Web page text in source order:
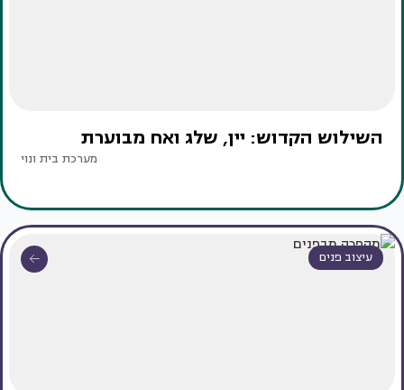
השילוש הקדוש: יין, שלג ואח מבוערת
מערכת בית ונוי
עיצוב פנים